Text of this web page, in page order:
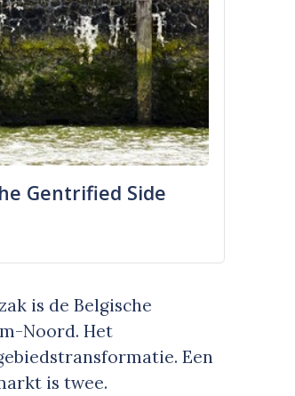
Gentrified Side
is de Belgische
Noord. Het
Een
is twee.